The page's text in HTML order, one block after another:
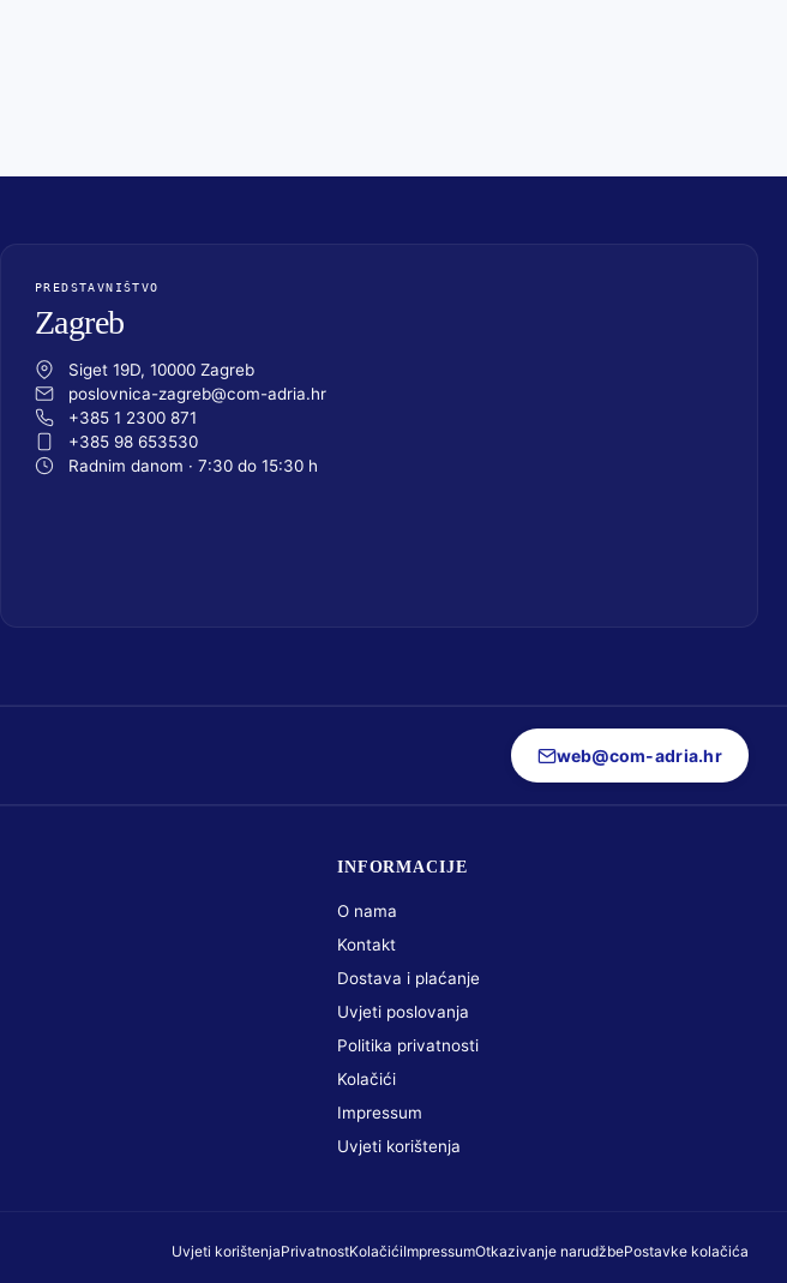
PREDSTAVNIŠTVO
Zagreb
Siget 19D, 10000 Zagreb
poslovnica-zagreb@com-adria.hr
+385 1 2300 871
+385 98 653530
Radnim danom · 7:30 do 15:30 h
web@com-adria.hr
INFORMACIJE
O nama
Kontakt
Dostava i plaćanje
Uvjeti poslovanja
Politika privatnosti
Kolačići
Impressum
Uvjeti korištenja
Uvjeti korištenjaPrivatnostKolačićiImpressumOtkazivanje narudžbePostavke kolačića